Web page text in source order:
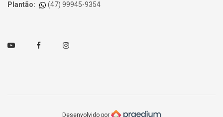
Plantão:
(47) 99945-9354
Youtube FacebookInstagram
Desenvolvido por